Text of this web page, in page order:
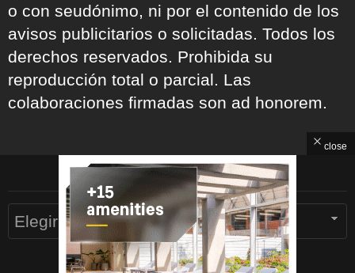
o con seudónimo, ni por el contenido de los
avisos publicitarios o solicitadas. Todos los
derechos reservados. Prohibida su
reproducción total o parcial. Las
colaboraciones firmadas son ad honorem.
ARCHIVOS
Archivos
close